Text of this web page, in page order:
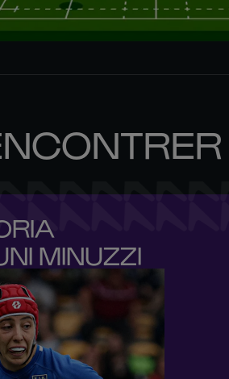
MINUZZI